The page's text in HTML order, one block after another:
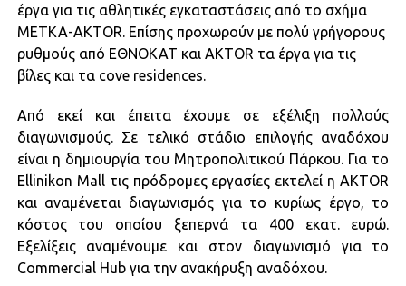
έργα για τις αθλητικές εγκαταστάσεις από το σχήμα
ΜΕΤΚΑ-ΑΚΤOR. Επίσης προχωρούν με πολύ γρήγορους
ρυθμούς από ΕΘΝΟΚΑΤ και AKTOR τα έργα για τις
βίλες και τα cove residences.
Από εκεί και έπειτα έχουμε σε εξέλιξη πολλούς
διαγωνισμούς. Σε τελικό στάδιο επιλογής αναδόχου
είναι η δημιουργία του Μητροπολιτικού Πάρκου. Για το
Ellinikon Mall τις πρόδρομες εργασίες εκτελεί η AKTOR
και αναμένεται διαγωνισμός για το κυρίως έργο, το
κόστος του οποίου ξεπερνά τα 400 εκατ. ευρώ.
Εξελίξεις αναμένουμε και στον διαγωνισμό για το
Commercial Hub για την ανακήρυξη αναδόχου.